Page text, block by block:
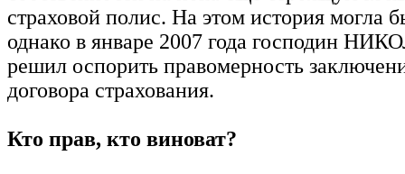
страховой полис. На этом история могла
однако в январе 2007 года господин
решил оспорить правомерность
договора страхования.
Кто прав, кто виноват?